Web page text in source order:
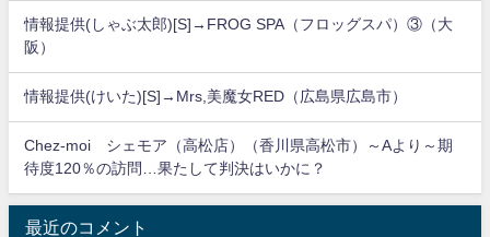
情報提供(しゃぶ太郎)[S]→FROG SPA（フロッグスパ）③（大
阪）
情報提供(けいた)[S]→Mrs,美魔女RED（広島県広島市）
Chez-moi シェモア（高松店）（香川県高松市）～Aより～期
待度120％の訪問…果たして判決はいかに？
最近のコメント